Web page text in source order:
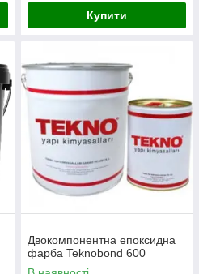
Купити
Двокомпонентна епоксидна
фарба Teknobond 600